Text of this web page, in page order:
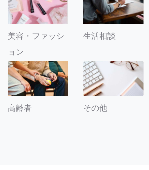
美容・ファッシ
ョン
生活相談
高齢者 その他